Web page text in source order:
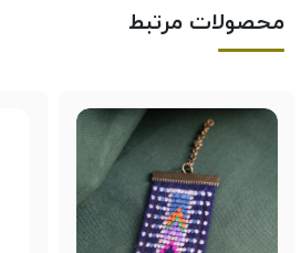
محصولات مرتبط